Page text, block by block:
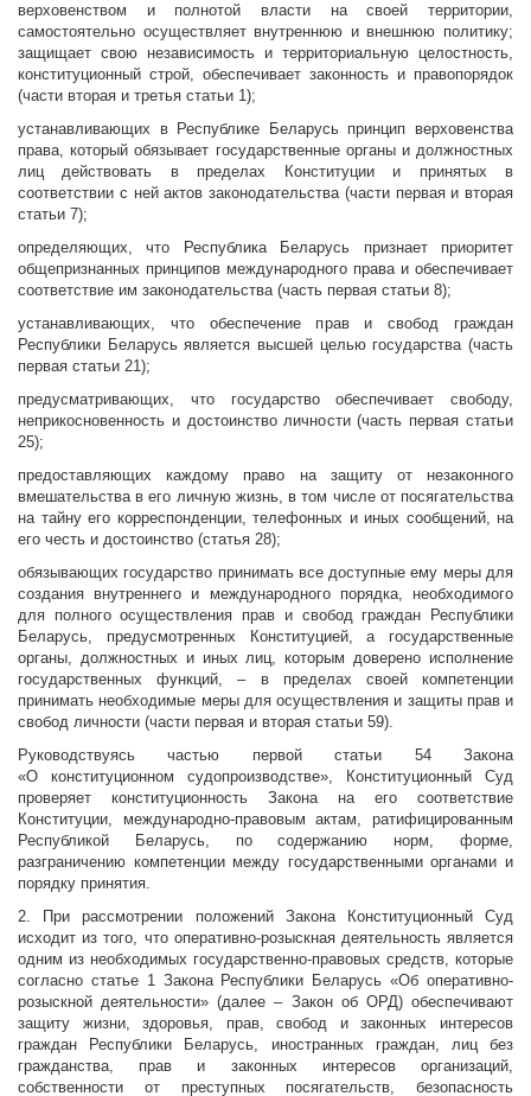
верховенством и полнотой власти на своей территории,
самостоятельно осуществляет внутреннюю и внешнюю политику;
защищает свою независимость и территориальную целостность,
конституционный строй, обеспечивает законность и правопорядок
(части вторая и третья статьи 1);
устанавливающих в Республике Беларусь принцип верховенства
права, который обязывает государственные органы и должностных
лиц действовать в пределах Конституции и принятых в
соответствии с ней актов законодательства (части первая и вторая
статьи 7);
определяющих, что Республика Беларусь признает приоритет
общепризнанных принципов международного права и обеспечивает
соответствие им законодательства (часть первая статьи 8);
устанавливающих, что обеспечение прав и свобод граждан
Республики Беларусь является высшей целью государства (часть
первая статьи 21);
предусматривающих, что государство обеспечивает свободу,
неприкосновенность и достоинство личности (часть первая статьи
25);
предоставляющих каждому право на защиту от незаконного
вмешательства в его личную жизнь, в том числе от посягательства
на тайну его корреспонденции, телефонных и иных сообщений, на
его честь и достоинство (статья 28);
обязывающих государство принимать все доступные ему меры для
создания внутреннего и международного порядка, необходимого
для полного осуществления прав и свобод граждан Республики
Беларусь, предусмотренных Конституцией, а государственные
органы, должностных и иных лиц, которым доверено исполнение
государственных функций, – в пределах своей компетенции
принимать необходимые меры для осуществления и защиты прав и
свобод личности (части первая и вторая статьи 59).
Руководствуясь частью первой статьи 54 Закона
«О конституционном судопроизводстве», Конституционный Суд
проверяет конституционность Закона на его соответствие
Конституции, международно-правовым актам, ратифицированным
Республикой Беларусь, по содержанию норм, форме,
разграничению компетенции между государственными органами и
порядку принятия.
2. При рассмотрении положений Закона Конституционный Суд
исходит из того, что оперативно-розыскная деятельность является
одним из необходимых государственно-правовых средств, которые
согласно статье 1 Закона Республики Беларусь «Об оперативно-
розыскной деятельности» (далее – Закон об ОРД) обеспечивают
защиту жизни, здоровья, прав, свобод и законных интересов
граждан Республики Беларусь, иностранных граждан, лиц без
гражданства, прав и законных интересов организаций,
собственности от преступных посягательств, безопасность